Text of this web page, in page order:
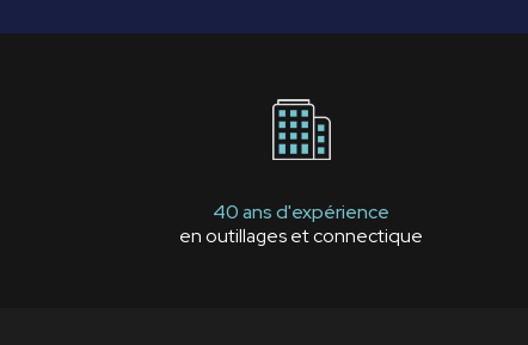
40 ans d'expérience
en outillages et connectique